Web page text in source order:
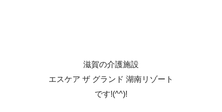
滋賀の介護施設
エスケア ザ グランド 湖南リゾート
です!(^^)!